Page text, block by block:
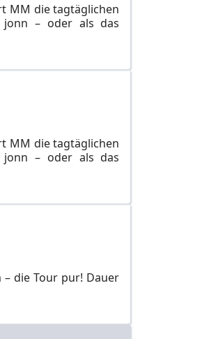
MM die tagtäglichen
jonn – oder als das
MM die tagtäglichen
jonn – oder als das
– die Tour pur! Dauer